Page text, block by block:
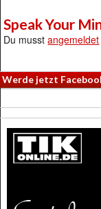
Speak Your
Du musstangemeldet
Werde jetzt